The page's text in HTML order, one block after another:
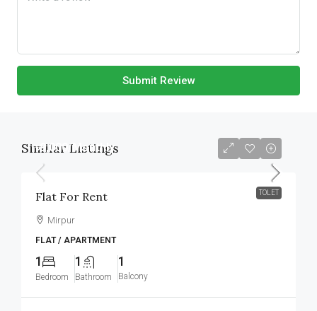
Submit Review
Similar Listings
TOLET
৳9,000 /Monthly
Flat For Rent
Mirpur
FLAT / APARTMENT
1
Bedroom
1
Bathroom
1
Balcony